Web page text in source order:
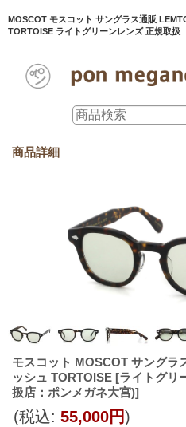
MOSCOT モスコット サングラス通販
TORTOISE ライトグリーンレンズ 正規取扱
商品詳細
モスコット MOSCOT サングラ
ッシュ TORTOISE [ライトグリ
扱店：ポンメガネ大宮)]
(税込: 55,000円)